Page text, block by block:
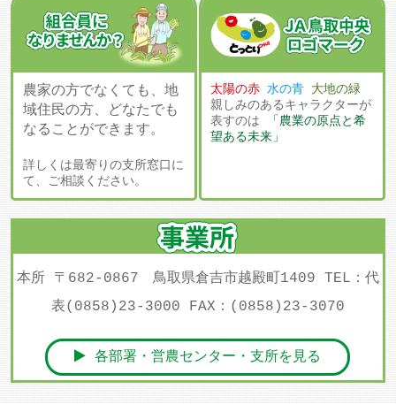
農家の方でなくても、地
域住民の方、どなたでも
なることができます。
詳しくは最寄りの支所窓口に
て、ご相談ください。
太陽の赤 水の青 大地の緑
親しみのあるキャラクターが
表すのは
「農業の原点と希
望ある未来」
本所 〒682-0867 鳥取県倉吉市越殿町1409 TEL：代
表(0858)23-3000 FAX：(0858)23-3070
各部署・営農センター・支所を見る